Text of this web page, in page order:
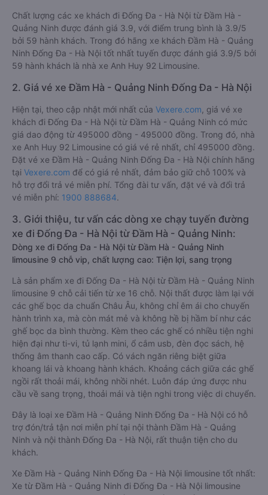
Chất lượng các xe khách đi Đống Đa - Hà Nội từ Đầm Hà -
Quảng Ninh được đánh giá 3.9, với điểm trung bình là 3.9/5
bởi 59 hành khách. Trong đó hãng xe khách Đầm Hà - Quảng
Ninh Đống Đa - Hà Nội tốt nhất tuyến được đánh giá 3.9/5 bởi
59 hành khách là nhà xe Anh Huy 92 Limousine.
2. Giá vé xe Đầm Hà - Quảng Ninh Đống Đa - Hà Nội
Hiện tại, theo cập nhật mới nhất của Vexere.com , giá vé xe
khách đi Đống Đa - Hà Nội từ Đầm Hà - Quảng Ninh có mức
giá dao động từ 495000 đồng - 495000 đồng. Trong đó, nhà
xe Anh Huy 92 Limousine có giá vé rẻ nhất, chỉ 495000 đồng.
Đặt vé xe Đầm Hà - Quảng Ninh Đống Đa - Hà Nội chính hãng
tại Vexere.com để có giá rẻ nhất, đảm bảo giữ chỗ 100% và
hỗ trợ đổi trả vé miễn phí. Tổng đài tư vấn, đặt vé và đổi trả
vé miễn phí: 1900 888684.
3. Giới thiệu, tư vấn các dòng xe chạy tuyến đường
xe đi Đống Đa - Hà Nội từ Đầm Hà - Quảng Ninh:
Dòng xe đi Đống Đa - Hà Nội từ Đầm Hà - Quảng Ninh
limousine 9 chỗ vip, chất lượng cao: Tiện lợi, sang trọng
Là sản phẩm xe đi Đống Đa - Hà Nội từ Đầm Hà - Quảng Ninh
limousine 9 chỗ cải tiến từ xe 16 chỗ. Nội thất được làm lại với
các ghế bọc da chuẩn Châu Âu, không chỉ êm ái cho chuyến
hành trình xa, mà còn mát mẻ và không hề bị hầm bí như các
ghế bọc da bình thường. Kèm theo các ghế có nhiều tiện nghi
hiện đại như ti-vi, tủ lạnh mini, ổ cắm usb, đèn đọc sách, hệ
thống âm thanh cao cấp. Có vách ngăn riêng biệt giữa
khoang lái và khoang hành khách. Khoảng cách giữa các ghế
ngồi rất thoải mái, không nhồi nhét. Luôn đáp ứng được nhu
cầu về sang trọng, thoải mái và tiện nghi trong việc di chuyển.
Đây là loại xe Đầm Hà - Quảng Ninh Đống Đa - Hà Nội có hỗ
trợ đón/trả tận nơi miễn phí tại nội thành Đầm Hà - Quảng
Ninh và nội thành Đống Đa - Hà Nội, rất thuận tiện cho du
khách.
Xe Đầm Hà - Quảng Ninh Đống Đa - Hà Nội limousine tốt nhất:
Xe từ Đầm Hà - Quảng Ninh đi Đống Đa - Hà Nội limousine